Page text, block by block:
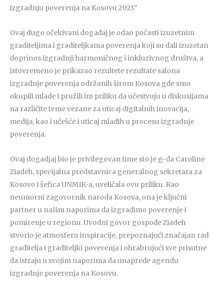
izgradnju poverenja na Kosovu 2023.“
Ovaj dugo očekivani događaj je odao počasti izuzetnim
graditeljima i graditeljkama poverenja koji su dali izuzetan
doprinos izgradnji harmoničnog i inkluzivnog društva, a
istovremeno je prikazao rezultete rezultate salona
izgradnje poverenja održanih širom Kosova gde smo
okupili mlade i pružili im priliku da učestvuju u diskusijama
na različite teme vezane za uticaj digitalnih inovacija,
medija, kao i učešće i uticaj mladih u procesu izgradnje
poverenja.
Ovaj dogadjaj bio je privilegovan time sto je g-đa Caroline
Ziadeh, specijalna predstavnica generalnog sekretara za
Kosovo i šefica UNMIK-a, uveličala ovu priliku. Kao
neumorni zagovornik naroda Kosova, ona je ključni
partner u našim naporima da izgradimo poverenje i
pomirenje u regionu. Uvodni govor gospođe Ziadeh
stvorio je atmosferu inspiracije, prepoznajući značajan rad
graditelja i graditeljki poverenja i ohrabrujući sve prisutne
da istraju u svojim naporima da unaprede agendu
izgradnje poverenja na Kosovu.